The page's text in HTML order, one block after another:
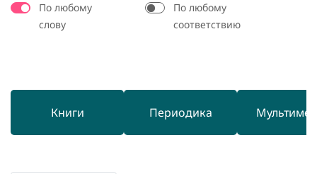
По любому
слову
По любому
соответствию
Книги Периодика